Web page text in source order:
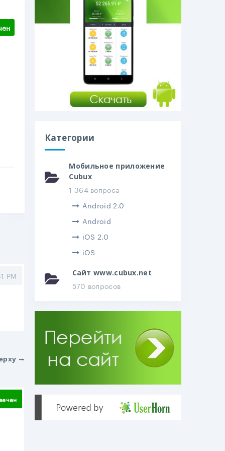
PM
Категории
Мобильное приложение
Cubux
1 364 вопроса
Android 2.0
Android
iOS 2.0
iOS
Сайт www.cubux.net
570 вопросов